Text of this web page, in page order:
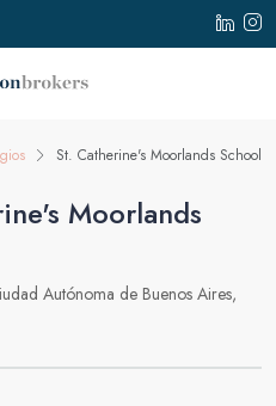
St. Catherine's Moorlands School
Moorlands
Autónoma de Buenos Aires,